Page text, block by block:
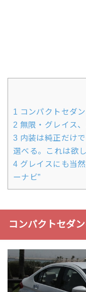
1 コンパクトセダ
2 無限・グレイス
3 内装は純正だけ
選べる。これは欲
4 グレイスにも当
ーナビ”
コンパクトセダ